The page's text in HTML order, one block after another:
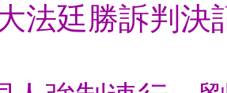
法廷勝訴判決